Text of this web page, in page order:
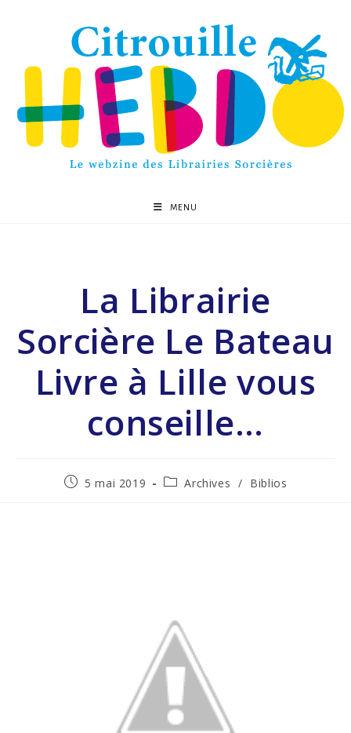
MENU
La Librairie
Sorcière Le Bateau
Livre à Lille vous
conseille…
5 mai 2019 Archives / Biblios